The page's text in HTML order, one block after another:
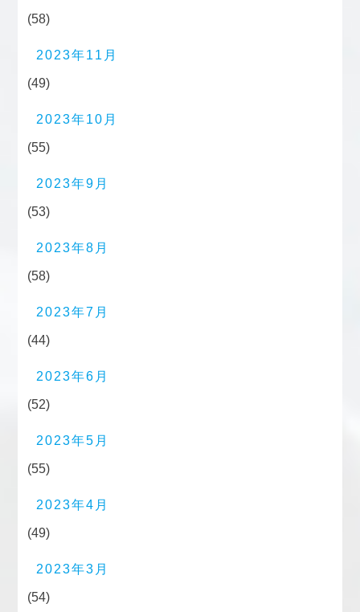
(58)
2023年11月
(49)
2023年10月
(55)
2023年9月
(53)
2023年8月
(58)
2023年7月
(44)
2023年6月
(52)
2023年5月
(55)
2023年4月
(49)
2023年3月
(54)